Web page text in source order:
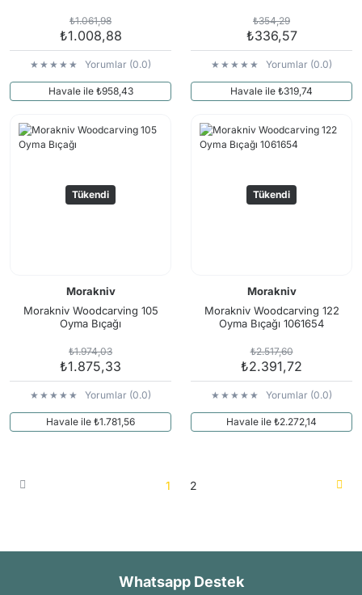
₺1.061,98
₺1.008,88
Yorumlar (0.0)
Havale ile ₺958,43
₺354,29
₺336,57
Yorumlar (0.0)
Havale ile ₺319,74
Tükendi
Morakniv
Morakniv Woodcarving 105
Oyma Bıçağı
₺1.974,03
₺1.875,33
Yorumlar (0.0)
Havale ile ₺1.781,56
Tükendi
Morakniv
Morakniv Woodcarving 122
Oyma Bıçağı 1061654
₺2.517,60
₺2.391,72
Yorumlar (0.0)
Havale ile ₺2.272,14
1 2
Whatsapp Destek